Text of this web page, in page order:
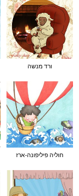
ורד מנשה
חוליה פיליפונה-ארז